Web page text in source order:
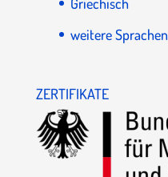
weitere Sprachen
ZERTIFIKATE